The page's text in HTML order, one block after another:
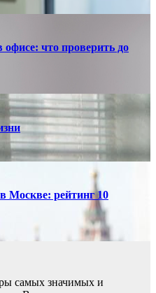
что проверить до
Москве: рейтинг 10
самых значимых и